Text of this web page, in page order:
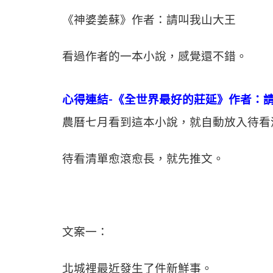
《神婆姜蘇》作者：請叫我山大王
看過作者的一本小說，感覺還不錯。
心得連結-《全世界最好的莊延》作者：
農曆七月看到這本小說，就自動放入待看
待看清單愈滾愈長，就先推文。
文案一：
北城裡最近發生了件新鮮事。